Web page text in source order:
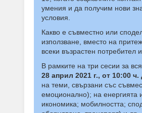
умения и да получим нови
условия.
Какво е съвместно или
използване, вместо на
всеки възрастен потребител
В рамките на три сесии за
28 април 2021 г., от 10:00 ч.
на теми, свързани със
емоционално); на енергията
икономика; мобилността;